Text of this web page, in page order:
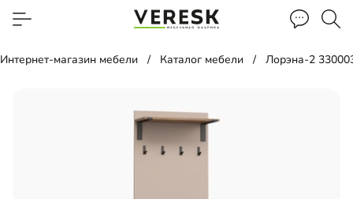
Интернет-магазин мебели Каталог мебели Лорэна-2